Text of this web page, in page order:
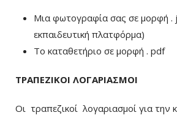
Μια φωτογραφία σας σε μορφή .
εκπαιδευτική πλατφόρμα)
To καταθετήριο σε μορφή . pdf
ΤΡΑΠΕΖΙΚΟΙ ΛΟΓΑΡΙΑΣΜΟΙ
Οι τραπεζικοί λογαριασμοί για την